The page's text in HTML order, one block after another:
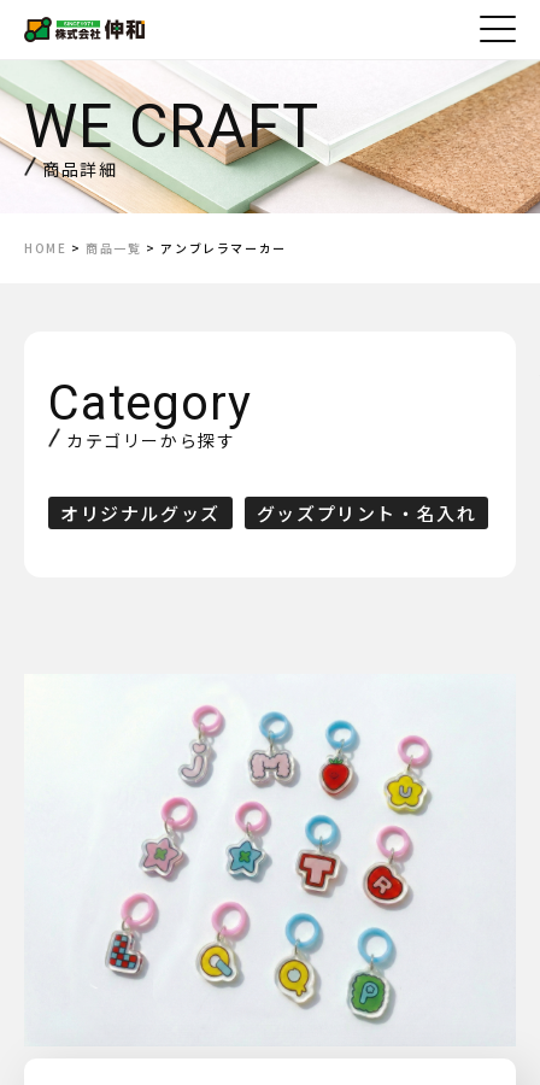
商品詳細
HOME >商品一覧 > アンブレラマーカー
カテゴリーから探す
オリジナルグッズ グッズプリント・名入れ